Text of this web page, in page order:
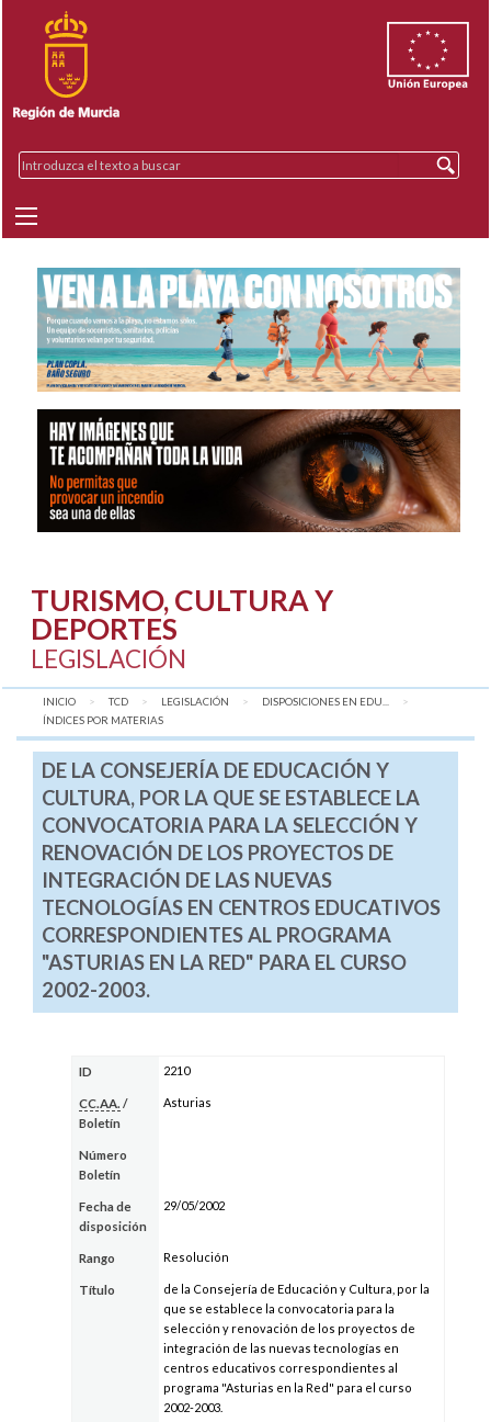
TURISMO, CULTURA Y
DEPORTES
LEGISLACIÓN
INICIO TCD LEGISLACIÓN
DISPOSICIONES EN EDU...
AQUÍ:
ÍNDICES POR MATERIAS
DE LA CONSEJERÍA DE EDUCACIÓN Y
CULTURA, POR LA QUE SE ESTABLECE LA
CONVOCATORIA PARA LA SELECCIÓN Y
RENOVACIÓN DE LOS PROYECTOS DE
INTEGRACIÓN DE LAS NUEVAS
TECNOLOGÍAS EN CENTROS EDUCATIVOS
CORRESPONDIENTES AL PROGRAMA
"ASTURIAS EN LA RED" PARA EL CURSO
2002-2003.
ID 2210
CC.AA. /
Boletín
Asturias
Número
Boletín
Fecha de
disposición
29/05/2002
Rango Resolución
Título
de la Consejería de Educación y Cultura, por la
que se establece la convocatoria para la
selección y renovación de los proyectos de
integración de las nuevas tecnologías en
centros educativos correspondientes al
programa "Asturias en la Red" para el curso
2002-2003.